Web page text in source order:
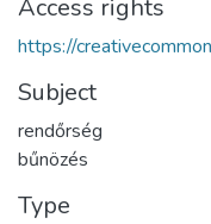
Access rights
https://
Subject
rendőrség
bűnözés
Type